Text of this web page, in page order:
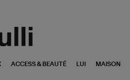
ACCESS & BEAUTÉ LUI MAISON